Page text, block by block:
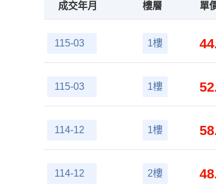
成交年月 樓層 單
115-03 1樓
115-03 1樓
114-12 1樓
114-12 2樓